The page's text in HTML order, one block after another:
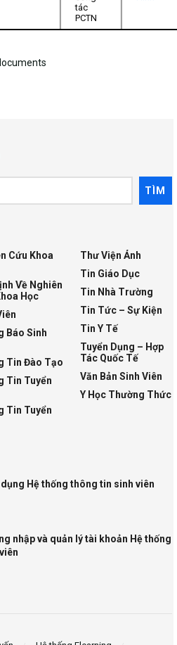
tác
PCTN
TÌM
Cứu Khoa
Về Nghiên
Học
Báo Sinh
Tin Đào Tạo
Tin Tuyển
Tin Tuyển
Thư Viện Ảnh
Tin Giáo Dục
Tin Nhà Trường
Tin Tức – Sự Kiện
Tin Y Tế
Tuyển Dụng – Hợp
Tác Quốc Tế
Văn Bản Sinh Viên
Y Học Thường Thức
Hệ thống thông tin sinh viên
nhập và quản lý tài khoản Hệ thống